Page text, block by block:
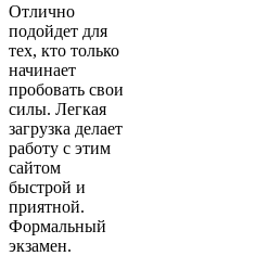
Отлично
подойдет для
тех, кто только
начинает
пробовать свои
силы. Легкая
загрузка делает
работу с этим
сайтом
быстрой и
приятной.
Формальный
экзамен.